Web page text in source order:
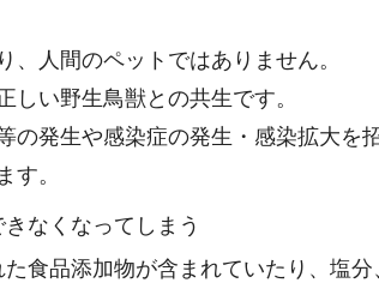
人間のペットではありません。
い野生鳥獣との共生です。
の発生や感染症の発生・感染拡大を
す。
なくなってしまう
食品添加物が含まれていたり、塩